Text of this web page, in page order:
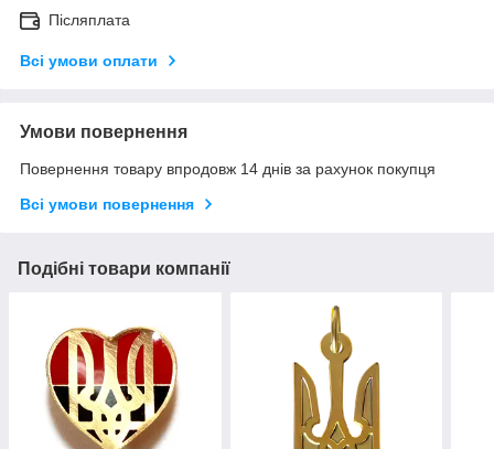
Післяплата
Всі умови оплати
Умови повернення
Повернення товару впродовж 14 днів за рахунок покупця
Всі умови повернення
Подібні товари компанії